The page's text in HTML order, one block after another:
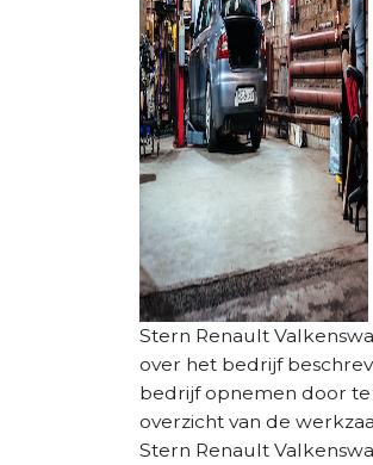
Stern Renault
over het bedrijf
bedrijf opnemen door
overzicht van de
Stern Renault